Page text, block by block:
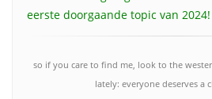
eerste doorgaande topic van 2024!
so if you care to find me, look to the
lately: everyone deserves a